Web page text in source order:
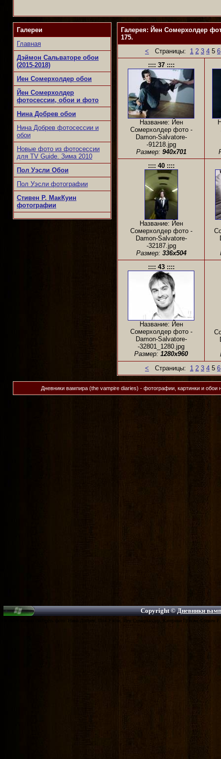
Галереи
Главная
Дэймон Сальваторе обои
(2015-2018)
Иен Сомерхолдер обои
Йен Сомерхолдер
фотосессии, обои и фото
Нина Добрев обои
Нина Добрев фотосессии и
обои
Новые фото из фотосессии
для TV Guide. Зима 2010
Пол Уэсли Обои
Пол Уэсли фотографии
Стивен Р. МакКуин
фотографии
Галерея: Йен Сомерхолдер
175.
< Страницы: 1 2 3 4 5 6
:::: 37 ::::
Название: Йен
Сомерхолдер фото -
Damon-Salvatore-
-91218.jpg
Размер: 940x701
:::: 40 ::::
Название: Йен
Сомерхолдер фото -
Damon-Salvatore-
-32187.jpg
Размер: 336x504
:::: 43 ::::
Название: Йен
Сомерхолдер фото -
Damon-Salvatore-
-32801_1280.jpg
Размер: 1280x960
< Страницы: 1 2 3 4 5 6
Дневники вампира (the vampire diaries) - фотографии, картинки и обои
Copyright ©Дневники
На сайте можно смотреть фото: Нина Добрев, Пол Уэсли, Йен Сомерхалдер, Катерина Грэхэм,